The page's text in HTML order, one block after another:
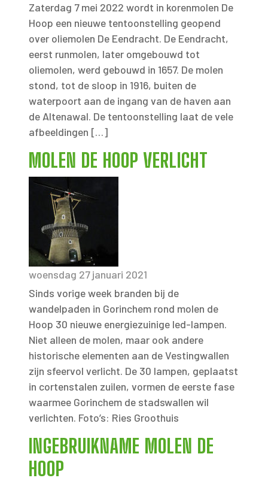
Zaterdag 7 mei 2022 wordt in korenmolen De
Hoop een nieuwe tentoonstelling geopend
over oliemolen De Eendracht. De Eendracht,
eerst runmolen, later omgebouwd tot
oliemolen, werd gebouwd in 1657. De molen
stond, tot de sloop in 1916, buiten de
waterpoort aan de ingang van de haven aan
de Altenawal. De tentoonstelling laat de vele
afbeeldingen […]
MOLEN DE HOOP VERLICHT
woensdag 27 januari 2021
Sinds vorige week branden bij de
wandelpaden in Gorinchem rond molen de
Hoop 30 nieuwe energiezuinige led-lampen.
Niet alleen de molen, maar ook andere
historische elementen aan de Vestingwallen
zijn sfeervol verlicht. De 30 lampen, geplaatst
in cortenstalen zuilen, vormen de eerste fase
waarmee Gorinchem de stadswallen wil
verlichten. Foto’s: Ries Groothuis
INGEBRUIKNAME MOLEN DE
HOOP